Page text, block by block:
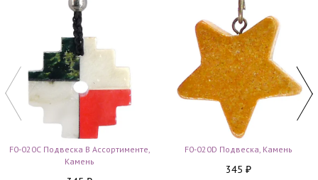
F0-020C Подвеска В Ассортименте,
Камень
F0-020D Подвеска, Камень
345 ₽